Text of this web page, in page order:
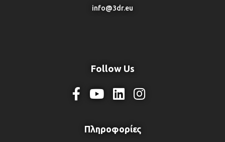
info@3dr.eu
Follow Us